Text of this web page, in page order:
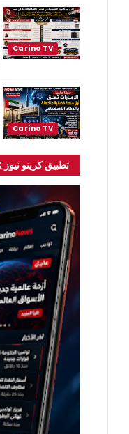
تطبيق كرينو نيوز CARINONEWS APK